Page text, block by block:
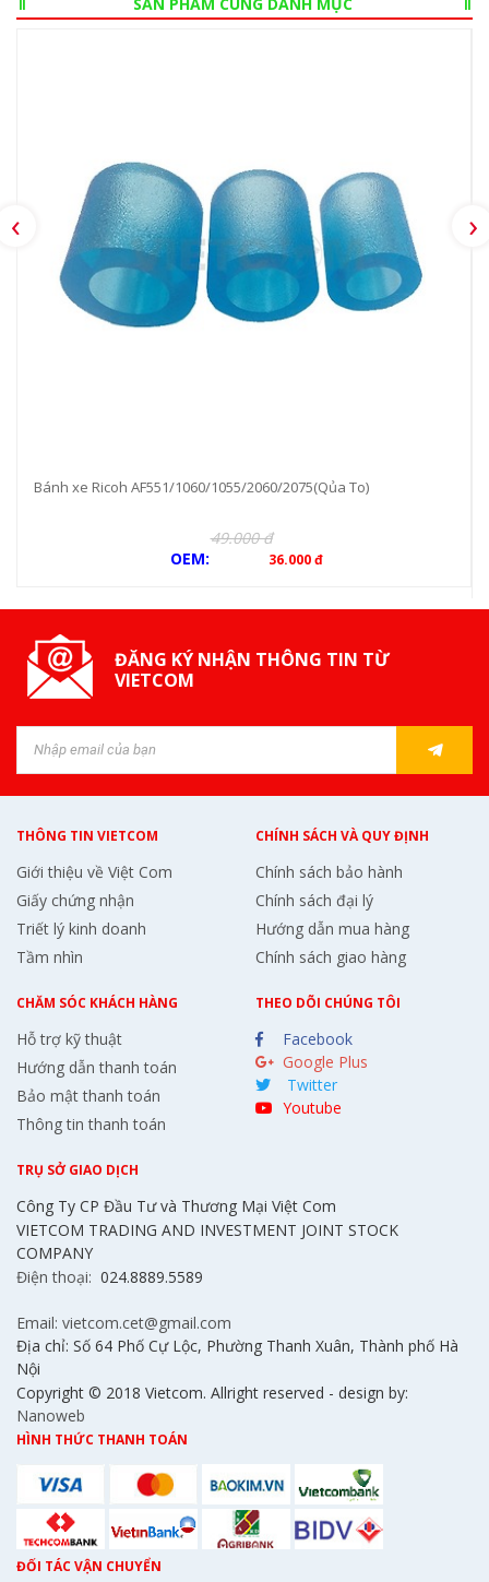
Bánh xe Ricoh AF551/1060/1055/2060/2075(Qủa To)
49.000 đ
OEM:
36.000 đ
‹ ›
ĐĂNG KÝ NHẬN THÔNG TIN TỪ
VIETCOM
THÔNG TIN VIETCOM
Giới thiệu về Việt Com
Giấy chứng nhận
Triết lý kinh doanh
Tầm nhìn
CHÍNH SÁCH VÀ QUY ĐỊNH
Chính sách bảo hành
Chính sách đại lý
Hướng dẫn mua hàng
Chính sách giao hàng
CHĂM SÓC KHÁCH HÀNG
Hỗ trợ kỹ thuật
Hướng dẫn thanh toán
Bảo mật thanh toán
Thông tin thanh toán
THEO DÕI CHÚNG TÔI
Facebook
Google Plus
Twitter
Youtube
TRỤ SỞ GIAO DỊCH
Công Ty CP Đầu Tư và Thương Mại Việt Com
VIETCOM TRADING AND INVESTMENT JOINT STOCK
COMPANY
Điện thoại: 024.8889.5589
Email: vietcom.cet@gmail.com
Địa chỉ: Số 64 Phố Cự Lộc, Phường Thanh Xuân, Thành phố Hà
Nội
Copyright © 2018 Vietcom. Allright reserved - design by:
Nanoweb
HÌNH THỨC THANH TOÁN
ĐỐI TÁC VẬN CHUYỂN